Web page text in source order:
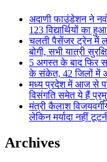
अदाणी फाउंडेशन ने
123 विद्यार्थियों का
चलती पैसेंजर ट्रेन में
बोगी, सभी यात्री
5 अगस्त के बाद फिर
के संकेत, 42 जिलों में
मध्य प्रदेश में आज से
विसंगति समेत ये हैं
मंत्री कैलाश
लेकिन मर्यादा नहीं
Archives